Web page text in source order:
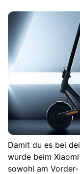
Damit du es bei
wurde beim
sowohl am